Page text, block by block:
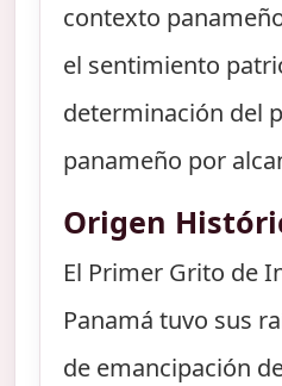
contexto
el sentimiento
determinación del
panameño por
Origen
El Primer Grito de
Panamá tuvo sus
de emancipación